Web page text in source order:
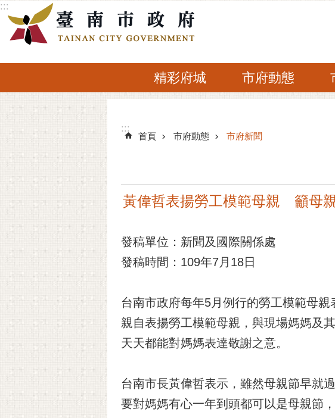
跳到主要內容區塊
:::
精彩府城 市府動態
:::
:::
首頁 市府動態 市府新聞
黃偉哲表揚勞工模範母親 籲母
發稿單位：新聞及國際關係處
發稿時間：109年7月18日
台南市政府每年5月例行的勞工模範母
親自表揚勞工模範母親，與現場媽媽及
天天都能對媽媽表達敬謝之意。
台南市長黃偉哲表示，雖然母親節早就
要對媽媽有心一年到頭都可以是母親節